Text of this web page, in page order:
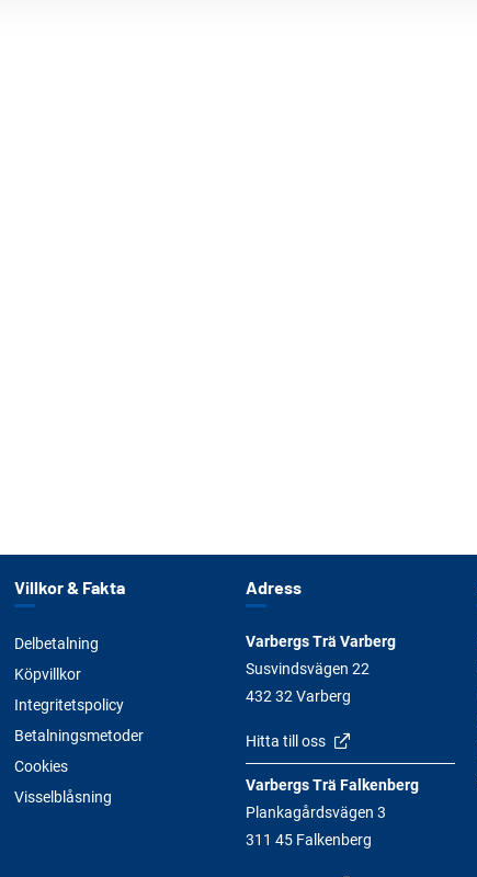
Villkor & Fakta
Delbetalning
Köpvillkor
Integritetspolicy
Betalningsmetoder
Cookies
Visselblåsning
Adress
Varbergs Trä Varberg
Susvindsvägen 22
432 32 Varberg
Hitta till oss
Varbergs Trä Falkenberg
Plankagårdsvägen 3
311 45 Falkenberg